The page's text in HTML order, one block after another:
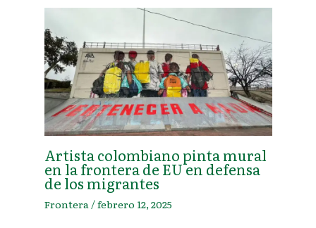
Artista colombiano pinta mural
en la frontera de EU en defensa
de los migrantes
Frontera /febrero 12, 2025